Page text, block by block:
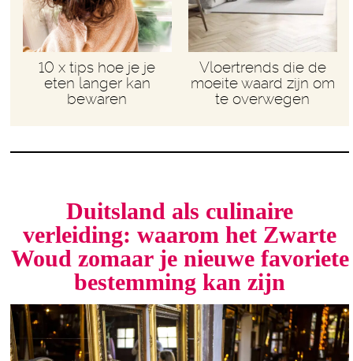
10 x tips hoe je je
eten langer kan
bewaren
Vloertrends die de
moeite waard zijn om
te overwegen
Duitsland als culinaire
verleiding: waarom het Zwarte
Woud zomaar je nieuwe favoriete
bestemming kan zijn